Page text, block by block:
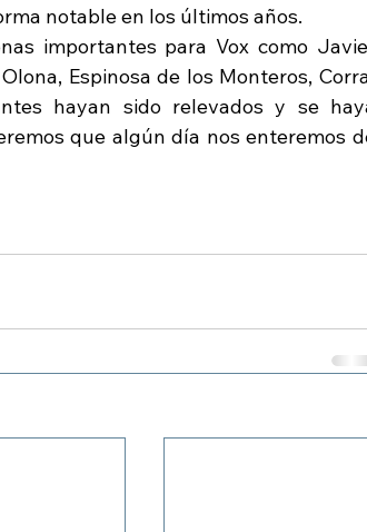
notable en los últimos años.
importantes para Vox como
Espinosa de los Monteros,
hayan sido relevados y se
que algún día nos enteremos